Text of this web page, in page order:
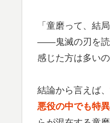
「童磨って、結
——鬼滅の刃を読
感じた方は多い
結論から言えば、
悪役の中でも特